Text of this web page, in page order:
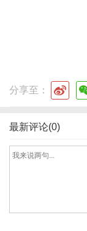
分享至：
最新评论(0)